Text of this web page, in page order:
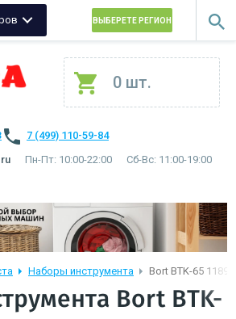
ВЫБЕРЕТЕ РЕГИОН
0 шт.
7 (499) 110-59-84
Пн-Пт: 10:00-22:00 Сб-Вс: 11:00-19:00
Наборы инструмента Bort BTK-65
Bort BTK-